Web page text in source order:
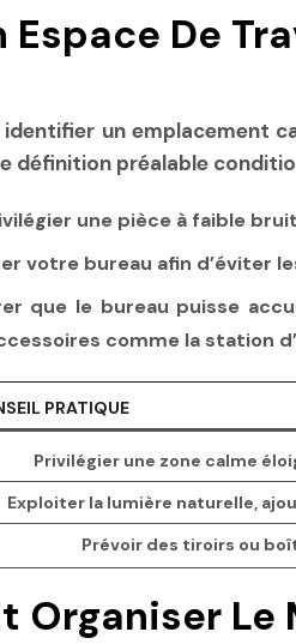
Espace De
un emplacement
définition préalable
une pièce à faible
votre bureau afin d’éviter
que le bureau puisse
comme la station
PRATIQUE
Privilégier une zone calme
Exploiter la lumière naturelle,
Prévoir des tiroirs ou
Organiser